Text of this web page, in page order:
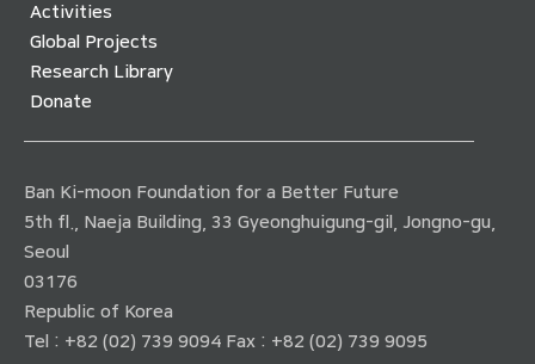
Activities
Global Projects
Research Library
Donate
Ban Ki-moon Foundation for a Better Future
5th fl., Naeja Building, 33 Gyeonghuigung-gil, Jongno-gu,
Seoul
03176
Republic of Korea
Tel : +82 (02) 739 9094 Fax : +82 (02) 739 9095